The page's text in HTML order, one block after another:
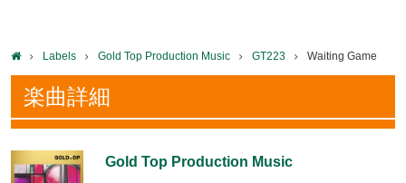
Labels Gold Top Production Music GT223 Waiting Game
楽曲詳細
Gold Top Production Music